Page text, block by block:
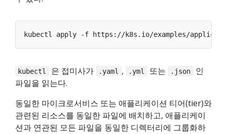
kubectl 은 접미사가 .yaml , .yml 또는 .json
인
파일을 읽는다.
동일한 마이크로서비스 또는 애플리케이션 티어(tier)와
관련된 리소스를 동일한 파일에 배치하고, 애플리케이
션과 연관된 모든 파일을 동일한 디렉터리에 그룹화하